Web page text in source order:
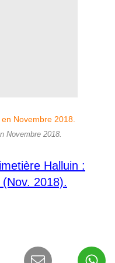
Novembre 2018.
Halluin :
2018).